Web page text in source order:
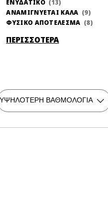
ΕΝΥΔΑΤΙΚΟ
13
ΑΝΑΜΙΓΝΥΕΤΑΙ ΚΑΛΑ
9
ΦΥΣΙΚΟ ΑΠΟΤΕΛΕΣΜΑ
8
ΠΕΡΙΣΣΟΤΕΡΑ